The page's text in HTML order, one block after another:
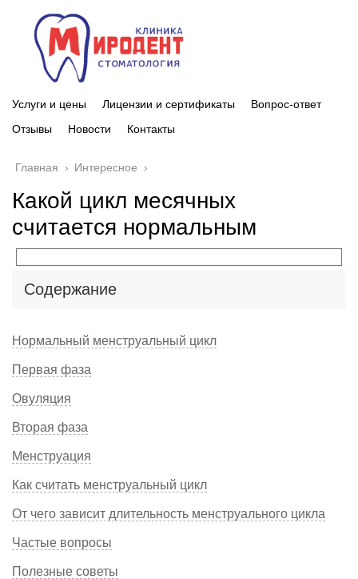
Услуги и цены Лицензии и сертификаты
Вопрос-ответ
Отзывы
Новости Контакты
Главная › Интересное ›
Какой цикл месячных
считается нормальным
Содержание
Нормальный менструальный цикл
Первая фаза
Овуляция
Вторая фаза
Менструация
Как считать менструальный цикл
От чего зависит длительность менструального цикла
Частые вопросы
Полезные советы